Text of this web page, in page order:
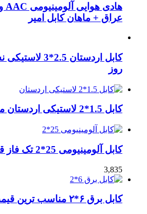
عراق + ماهان کابل امیر
کابل اردستان
روز
کابل 1.5*2 لاستیکی اردستان مرکز خرید
کابل آلومینیومی 25*2 تک فاز قیمت عمده
3,835
کابل برق ۶*۲ مناسب ترین قیمت بازار